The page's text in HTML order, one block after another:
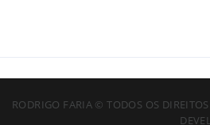
RODRIGO FARIA © TODOS OS